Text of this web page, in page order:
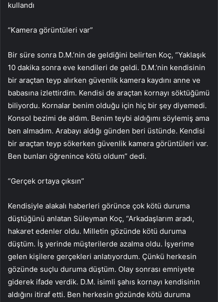
kullandı
“Kamera görüntüleri var”
Bir süre sonra D.M.’nin de geldiğini belirten Koç, “Yaklaşık
10 dakika sonra eve kendileri de geldi. D.M.’nin kendisinin
bir araçtan teyp alırken güvenlik kamera kaydını anne ve
babasına izlettirdim. Kendisi de araçtan kornayı söktüğümü
biliyordu. Kornalar benim olduğu için hiç bir şey diyemedi.
Konsol bezimi de aldım. Benim teybi aldığımı söylemiş ama
ben almadım. Arabayı aldığı günden beri üstünde. Kendisi
bir araçtan teyp sökerken güvenlik kamera görüntüleri var.
Ben bunları öğrenince kötü oldum” dedi.
“Gerçek ortaya çıksın”
Kendisiyle alakalı haberleri görünce çok kötü duruma
düştüğünü anlatan Süleyman Koç, “Arkadaşlarım aradı,
hakaret edenler oldu. Milletin gözünde kötü duruma
düştüm. İş yerinde müşterilerde azalma oldu. İşyerime
gelen kişilere gerçekleri anlatıyordum. Çünkü herkesin
gözünde suçlu duruma düştüm. Olay sonrası emniyete
giderek ifade verdik. D.M. isimli şahıs kornayı kendisinin
aldığını itiraf etti. Ben herkesin gözünde kötü duruma